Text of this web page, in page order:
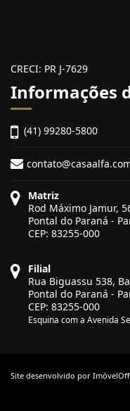
CRECI: PR J-7629
Informações
(41) 99280-5800
Matriz
Rod Máximo Jamur,
Pontal do Paraná -
CEP: 83255-000
Filial
Rua Biguassu 538,
Pontal do Paraná -
CEP: 83255-000
Esquina com a Avenida
Site desenvolvido por